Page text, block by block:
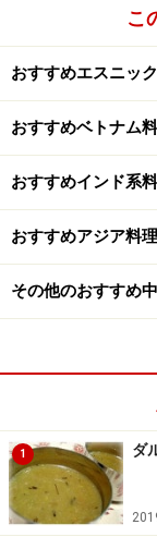
こ
おすすめエスニッ
おすすめベトナム
おすすめインド系
おすすめアジア料
その他のおすすめ
1 ダ